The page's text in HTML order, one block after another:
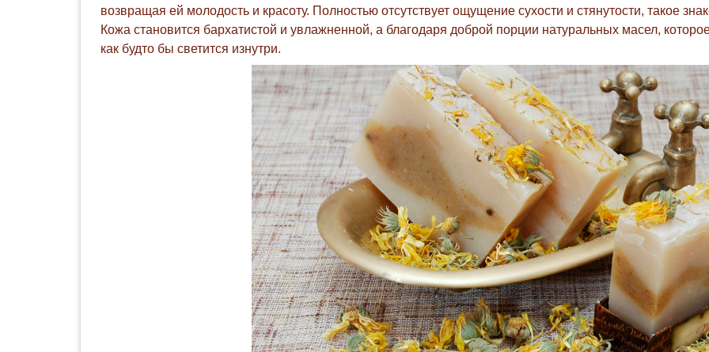
возвращая ей молодость и красоту. Полностью отсутствует ощущение сухости и стянутости, такое
Кожа становится бархатистой и увлажненной, а благодаря доброй порции натуральных масел,
как будто бы светится изнутри.